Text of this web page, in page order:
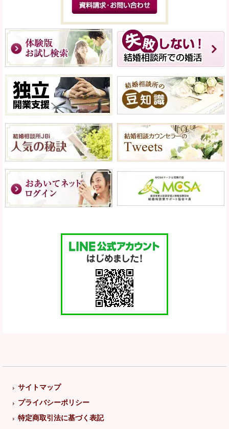
サイトマップ
プライバシーポリシー
特定商取引法に基づく表記